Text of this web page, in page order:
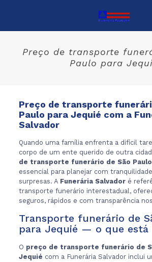
Preço de transporte
Paulo para
Preço de transporte
Paulo para Jequié com a
Salvador
Quando uma família enfrenta a difícil
corpo de um ente querido de outra
de transporte funerário de São
essencial para planejar com
surpresas. A Funerária Salvadoré
transporte funerário interestadual,
seguros, rápidos e com transparência
Transporte funerário de
para Jequié — o que está
O preço de transporte funerário de
Jequié com a Funerária Salvador inclui